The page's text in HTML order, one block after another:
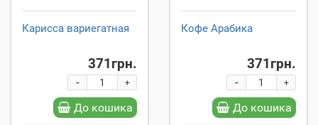
Карисса вариегатная
371грн.
+
-
До кошика
Кофе Арабика
371грн.
+
-
До кошика